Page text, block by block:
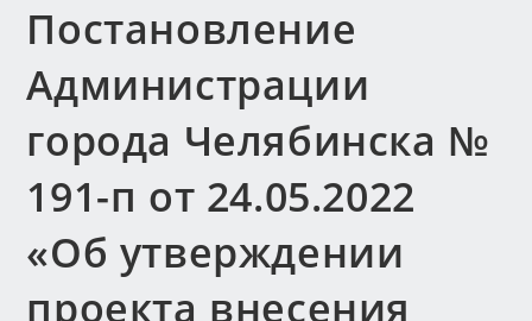
Постановление
Администрации
города Челябинска №
191-п от 24.05.2022
«Об утверждении
проекта внесения